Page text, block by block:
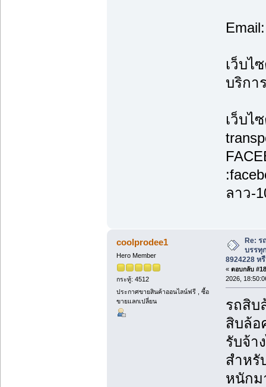
เว็บไ
บริกา
เว็บไ
ลาว-
coolprodee1
Hero Member
กระทู้: 4512
ประกาศขายสินค้าออนไลน์ฟรี , ซื้อ
ขายแลกเปลี่ยน
Re: ร
บรรทุ
8924228 ห
« ตอบกลับ
2026,
รถสิบ
สิบล้อ
รับจ้า
สำหรั
หนักม